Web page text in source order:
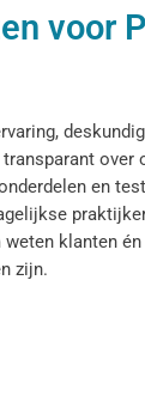
voor
over
en
klanten
zijn.